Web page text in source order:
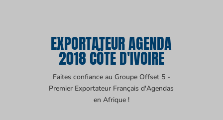
EXPORTATEUR AGENDA
2018 CÔTE D'IVOIRE
Faites confiance au Groupe Offset 5 -
Premier Exportateur Français d'Agendas
en Afrique !